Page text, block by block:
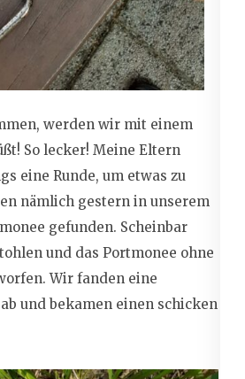
werden wir mit einem
So lecker! Meine Eltern
eine Runde, um etwas zu
nämlich gestern in unserem
gefunden. Scheinbar
und das Portmonee ohne
Wir fanden eine
und bekamen einen schicken